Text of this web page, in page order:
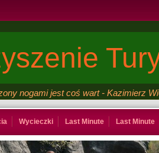
Wycieczki Last Minute Last Minute
Last Minute Last Minute
nogami jest coś wart - Kazimierz